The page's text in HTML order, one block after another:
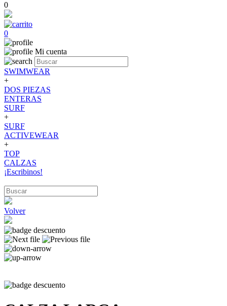
0
0
Mi cuenta
SWIMWEAR
+
DOS PIEZAS
ENTERAS
SURF
+
SURF
ACTIVEWEAR
+
TOP
CALZAS
¡Escribinos!
Volver